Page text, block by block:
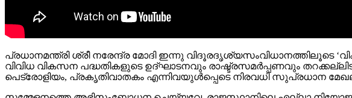
പ്രധാനമന്ത്രി ശ്രീ നരേന്ദ്ര മോദി ഇന്നു വിദൂരദൃശ്യസംവിധാനത്തിലൂടെ
വിവിധ വികസന പദ്ധതികളുടെ ഉദ്ഘാടനവും രാഷ്ട്രസമർപ്പണവും
പെട്രോളിയം, പ്രകൃതിവാതകം എന്നിവയുള്‍പ്പെടെ നിരവധി സുപ്രധാന